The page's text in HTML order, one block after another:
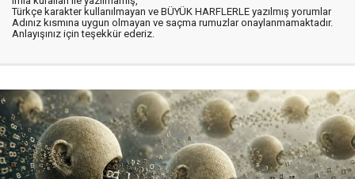
Türkçe karakter kullanılmayan ve BÜYÜK HARFLERLE yazılmış yorumlar
Adınız kısmına uygun olmayan ve saçma rumuzlar onaylanmamaktadır.
Anlayışınız için teşekkür ederiz.